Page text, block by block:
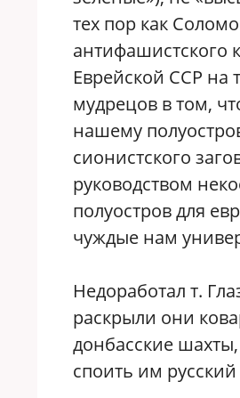
тех пор как
антифашистского
Еврейской ССР на
мудрецов в том,
нашему
сионистского
руководством
полуостров для
чуждые нам
Недоработал т.
раскрыли они
донбасские
споить им